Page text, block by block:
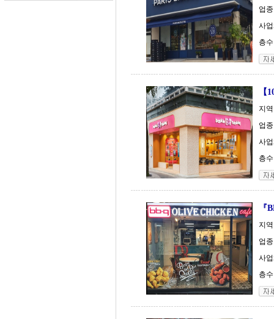
업
사
층
【
지
업
사
층
『
지
업
사
층